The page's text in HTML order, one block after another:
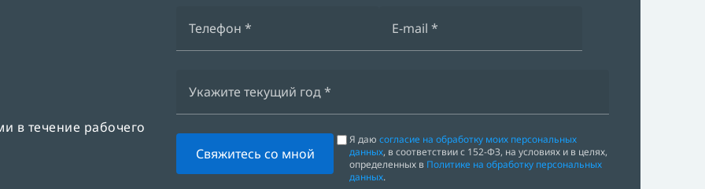
в течение рабочего
Я даю согласие на обработку моих персональных
данных, в соответствии с 152-ФЗ, на условиях и в целях,
определенных в Политике на обработку персональных
данных.